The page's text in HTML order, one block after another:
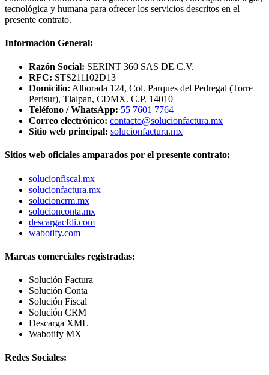
tecnológica y humana para ofrecer los servicios descritos en el
presente contrato.
Información General:
Razón Social: SERINT 360 SAS DE C.V.
RFC: STS211102D13
Domicilio: Alborada 124, Col. Parques del Pedregal (Torre
Perisur), Tlalpan, CDMX. C.P. 14010
Teléfono / WhatsApp: 55 7601 7764
Correo electrónico: contacto@solucionfactura.mx
Sitio web principal: solucionfactura.mx
Sitios web oficiales amparados por el presente contrato:
solucionfiscal.mx
solucionfactura.mx
solucioncrm.mx
solucionconta.mx
descargacfdi.com
wabotify.com
Marcas comerciales registradas:
Solución Factura
Solución Conta
Solución Fiscal
Solución CRM
Descarga XML
Wabotify MX
Redes Sociales: